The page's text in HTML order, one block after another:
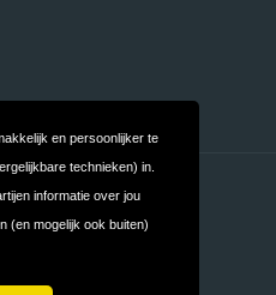
en persoonlijker te
technieken) in.
informatie over jou
(en mogelijk ook buiten)
Privacy
FAQ